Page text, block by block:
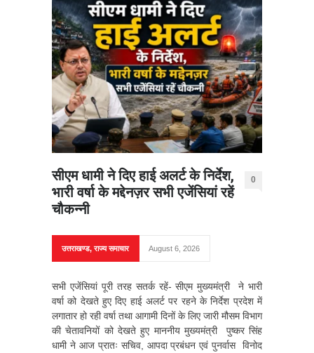
सीएम धामी ने दिए हाई अलर्ट के निर्देश,
भारी वर्षा के मद्देनज़र सभी एजेंसियां रहें
चौकन्नी
0
उत्तराखण्ड,राज्य समाचार August 6, 2026
सभी एजेंसियां पूरी तरह सतर्क रहें- सीएम मुख्यमंत्री ने भारी
वर्षा को देखते हुए दिए हाई अलर्ट पर रहने के निर्देश प्रदेश में
लगातार हो रही वर्षा तथा आगामी दिनों के लिए जारी मौसम विभाग
की चेतावनियों को देखते हुए माननीय मुख्यमंत्री पुष्कर सिंह
धामी ने आज प्रातः सचिव, आपदा प्रबंधन एवं पुनर्वास विनोद